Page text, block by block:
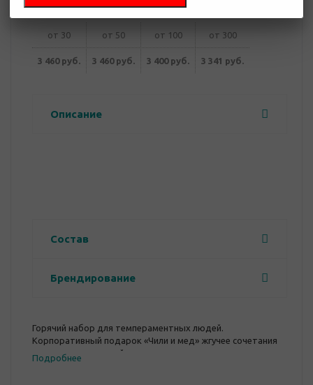
от 30 от 50 от 100 от 300
3 460 руб. 3 460 руб. 3 400 руб. 3 341 руб.
Описание
Состав
Брендирование
Горячий набор для темпераментных людей.
Корпоративный подарок «Чили и мед» жгучее сочетания
несочетаемых вещей.
В его составе настойка Царская Пряный Перец, мед
Подробнее